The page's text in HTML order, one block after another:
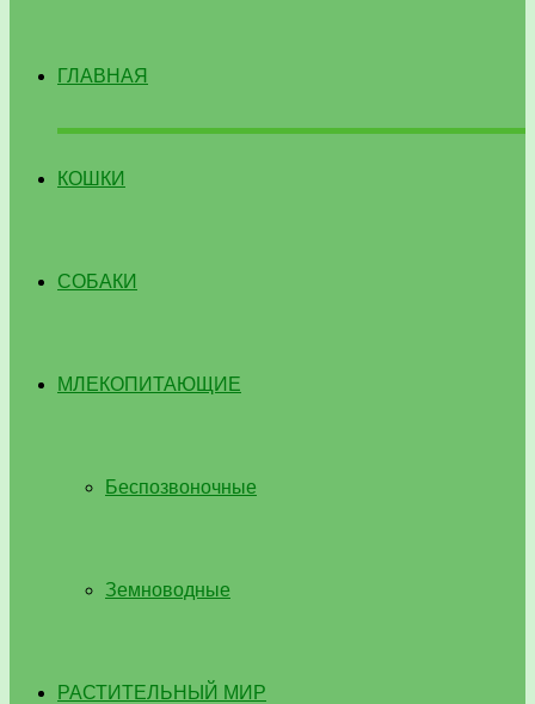
ГЛАВНАЯ
КОШКИ
СОБАКИ
МЛЕКОПИТАЮЩИЕ
Беспозвоночные
Земноводные
РАСТИТЕЛЬНЫЙ МИР